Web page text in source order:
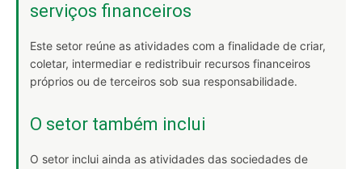
serviços financeiros
Este setor reúne as atividades com a finalidade de criar,
coletar, intermediar e redistribuir recursos financeiros
próprios ou de terceiros sob sua responsabilidade.
O setor também inclui
O setor inclui ainda as atividades das sociedades de